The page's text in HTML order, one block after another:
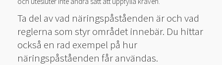
Ta del av vad näringspåståenden är och vad
reglerna som styr området innebär. Du hittar
också en rad exempel på hur
näringspåståenden får användas.